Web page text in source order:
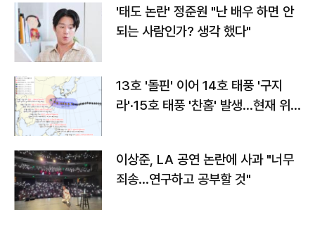
'태도 논란' 정준원 "난 배우 하면 안
되는 사람인가? 생각 했다"
13호 '돌핀' 이어 14호 태풍 '구지
라'·15호 태풍 '찬홈' 발생…현재 위
이상준, LA 공연 논란에 사과 "너무
죄송…연구하고 공부할 것"